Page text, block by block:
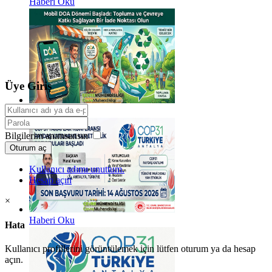
Haberi Oku
Haberi Oku
Üye Giriş
Bilgilerim anımsansın
Oturum aç
Kullanıcı adımı unuttum.
Hesap açın
×
Hata
Kullanıcı profillerini görüntülemek için lütfen oturum ya da hesap
açın.